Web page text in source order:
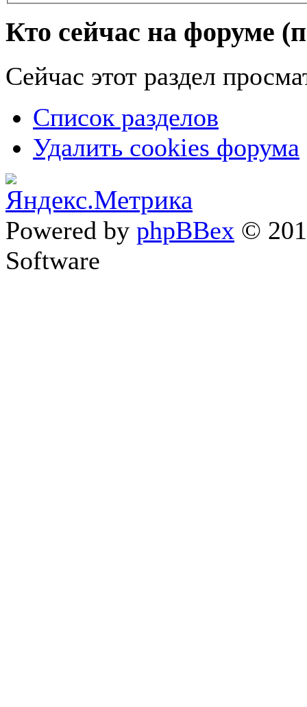
Кто сейчас на форуме
Сейчас этот раздел
Список разделов
Удалить cookies форума
Powered by phpBBex ©
Software